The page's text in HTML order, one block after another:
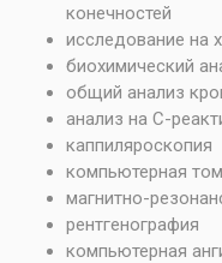
конечностей
исследование на
биохимический
общий анализ
анализ на С-
каппиляроскопия
компьютерная
магнитно-
рентгенография
компьютерная